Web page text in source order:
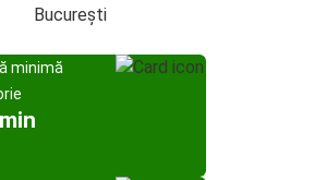
București
minimă